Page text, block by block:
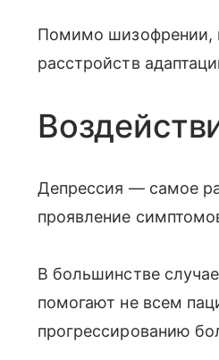
Помимо шизофрении,
расстройств
Депрессия — самое
проявление
В большинстве
помогают не всем
прогрессированию